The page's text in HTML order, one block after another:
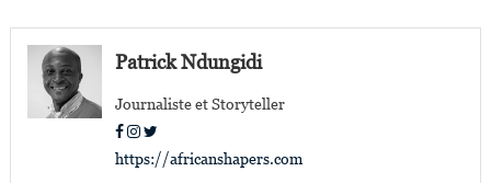
de
l’articlePatrick Ndungidi
Journaliste et Storyteller
https://africanshapers.com